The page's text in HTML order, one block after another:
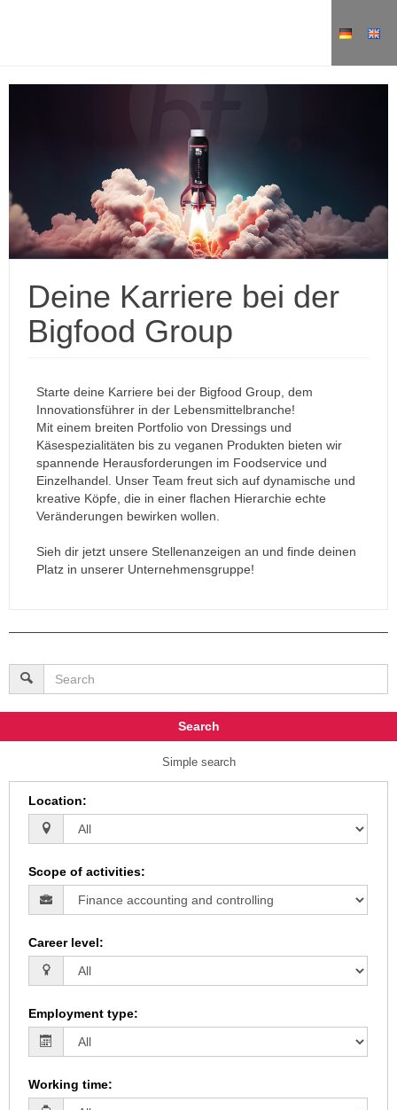
Deine Karriere bei der
Bigfood Group
Starte deine Karriere bei der Bigfood Group, dem
Innovationsführer in der Lebensmittelbranche!
Mit einem breiten Portfolio von Dressings und
Käsespezialitäten bis zu veganen Produkten bieten wir
spannende Herausforderungen im Foodservice und
Einzelhandel. Unser Team freut sich auf dynamische und
kreative Köpfe, die in einer flachen Hierarchie echte
Veränderungen bewirken wollen.
Sieh dir jetzt unsere Stellenanzeigen an und finde deinen
Platz in unserer Unternehmensgruppe!
Search
Simple search
Location:
Scope of activities:
Career level:
Employment type:
Working time: